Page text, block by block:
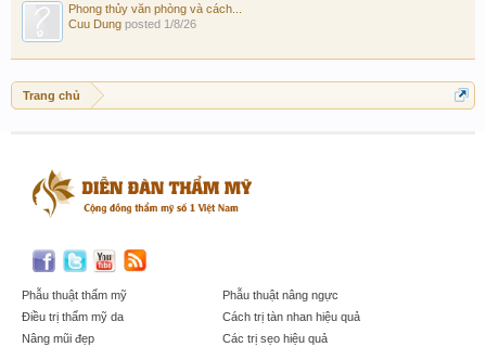
Phong thủy văn phòng và cách...
Cuu Dung posted 1/8/26
Trang chủ
Phẫu thuật thẩm mỹ
Điều trị thẩm mỹ da
Nâng mũi đẹp
Phẫu thuật nâng ngực
Cách trị tàn nhan hiệu quả
Các trị sẹo hiệu quả